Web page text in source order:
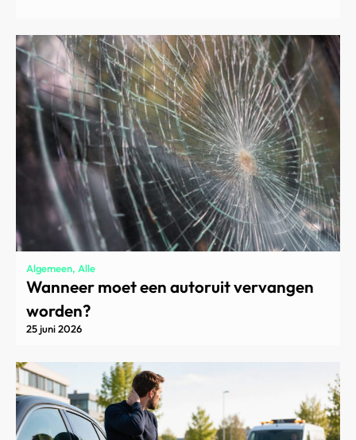
Algemeen, Alle
Wanneer moet een autoruit vervangen
worden?
25 juni 2026